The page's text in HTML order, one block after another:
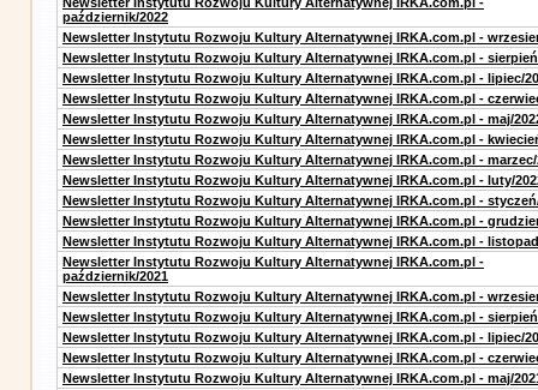
październik/2022
Newsletter Instytutu Rozwoju Kultury Alternatywnej IRKA.com.pl -
Newsletter Instytutu Rozwoju Kultury Alternatywnej IRKA.com.pl -
Newsletter Instytutu Rozwoju Kultury Alternatywnej IRKA.com.pl - lipiec/
Newsletter Instytutu Rozwoju Kultury Alternatywnej IRKA.com.pl -
Newsletter Instytutu Rozwoju Kultury Alternatywnej IRKA.com.pl - maj/
Newsletter Instytutu Rozwoju Kultury Alternatywnej IRKA.com.pl -
Newsletter Instytutu Rozwoju Kultury Alternatywnej IRKA.com.pl - marzec/
Newsletter Instytutu Rozwoju Kultury Alternatywnej IRKA.com.pl - luty/
Newsletter Instytutu Rozwoju Kultury Alternatywnej IRKA.com.pl -
Newsletter Instytutu Rozwoju Kultury Alternatywnej IRKA.com.pl -
Newsletter Instytutu Rozwoju Kultury Alternatywnej IRKA.com.pl -
Newsletter Instytutu Rozwoju Kultury Alternatywnej IRKA.com.pl -
październik/2021
Newsletter Instytutu Rozwoju Kultury Alternatywnej IRKA.com.pl -
Newsletter Instytutu Rozwoju Kultury Alternatywnej IRKA.com.pl -
Newsletter Instytutu Rozwoju Kultury Alternatywnej IRKA.com.pl - lipiec/
Newsletter Instytutu Rozwoju Kultury Alternatywnej IRKA.com.pl -
Newsletter Instytutu Rozwoju Kultury Alternatywnej IRKA.com.pl - maj/